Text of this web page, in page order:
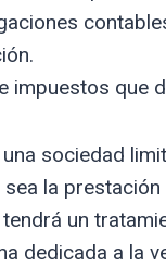
impuestos que
sociedad
la
un
dedicada a la